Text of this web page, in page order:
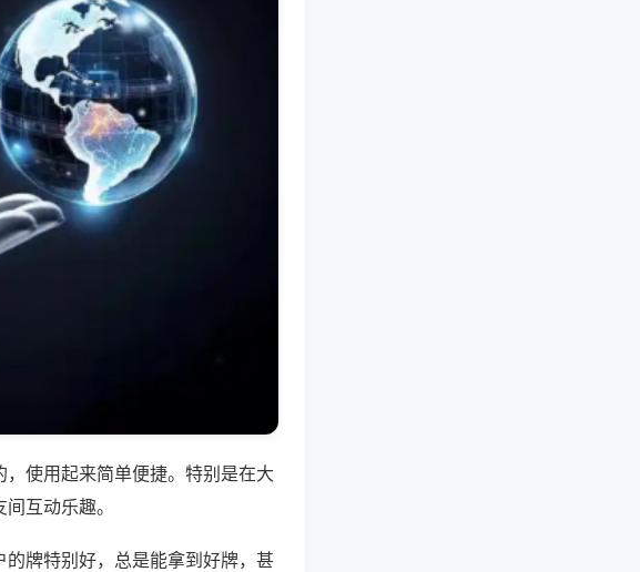
使用起来简单便捷。特别是在大
互动乐趣。
牌特别好，总是能拿到好牌，甚